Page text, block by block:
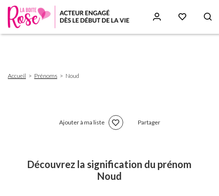
d'Ariane
Accueil Prénoms Noud
Ajouter à ma liste Partager
Découvrez la signification du prénom
Noud